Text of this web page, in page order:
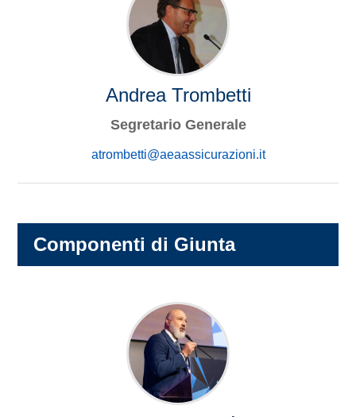
Andrea Trombetti
Segretario Generale
atrombetti@aeaassicurazioni.it
Componenti di Giunta